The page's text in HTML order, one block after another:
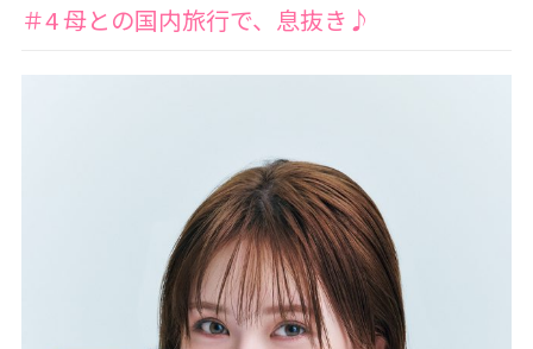
＃4 母との国内旅行で、息抜き♪